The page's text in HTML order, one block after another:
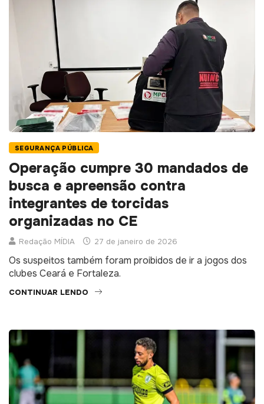
SEGURANÇA PÚBLICA
Operação cumpre 30 mandados de
busca e apreensão contra
integrantes de torcidas
organizadas no CE
Redação MÍDIA 27 de janeiro de 2026
Os suspeitos também foram proibidos de ir a jogos dos
clubes Ceará e Fortaleza.
CONTINUAR LENDO